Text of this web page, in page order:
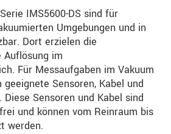
IMS5600-DS sind für
Umgebungen und in
Dort erzielen die
im
Für Messaufgaben im Vakuum
Sensoren, Kabel und
Sensoren und Kabel sind
und können vom Reinraum bis
werden.